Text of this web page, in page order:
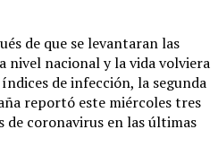
de que se levantaran las
nivel nacional y la vida volviera
de infección, la segunda
reportó este miércoles tres
de coronavirus en las últimas